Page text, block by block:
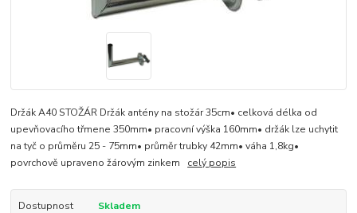
Držák A40 STOŽÁR Držák antény na stožár 35cm• celková délka od
upevňovacího třmene 350mm• pracovní výška 160mm• držák lze uchytit
na tyč o průměru 25 - 75mm• průměr trubky 42mm• váha 1,8kg•
povrchově upraveno žárovým zinkem celý popis
Dostupnost Skladem